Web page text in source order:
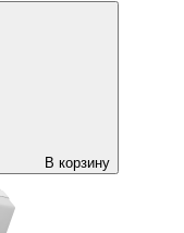
В корзину